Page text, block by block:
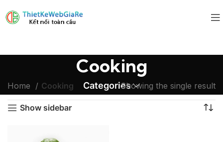
Cooking
Categories
Home Cooking Showing the single result
Show sidebar